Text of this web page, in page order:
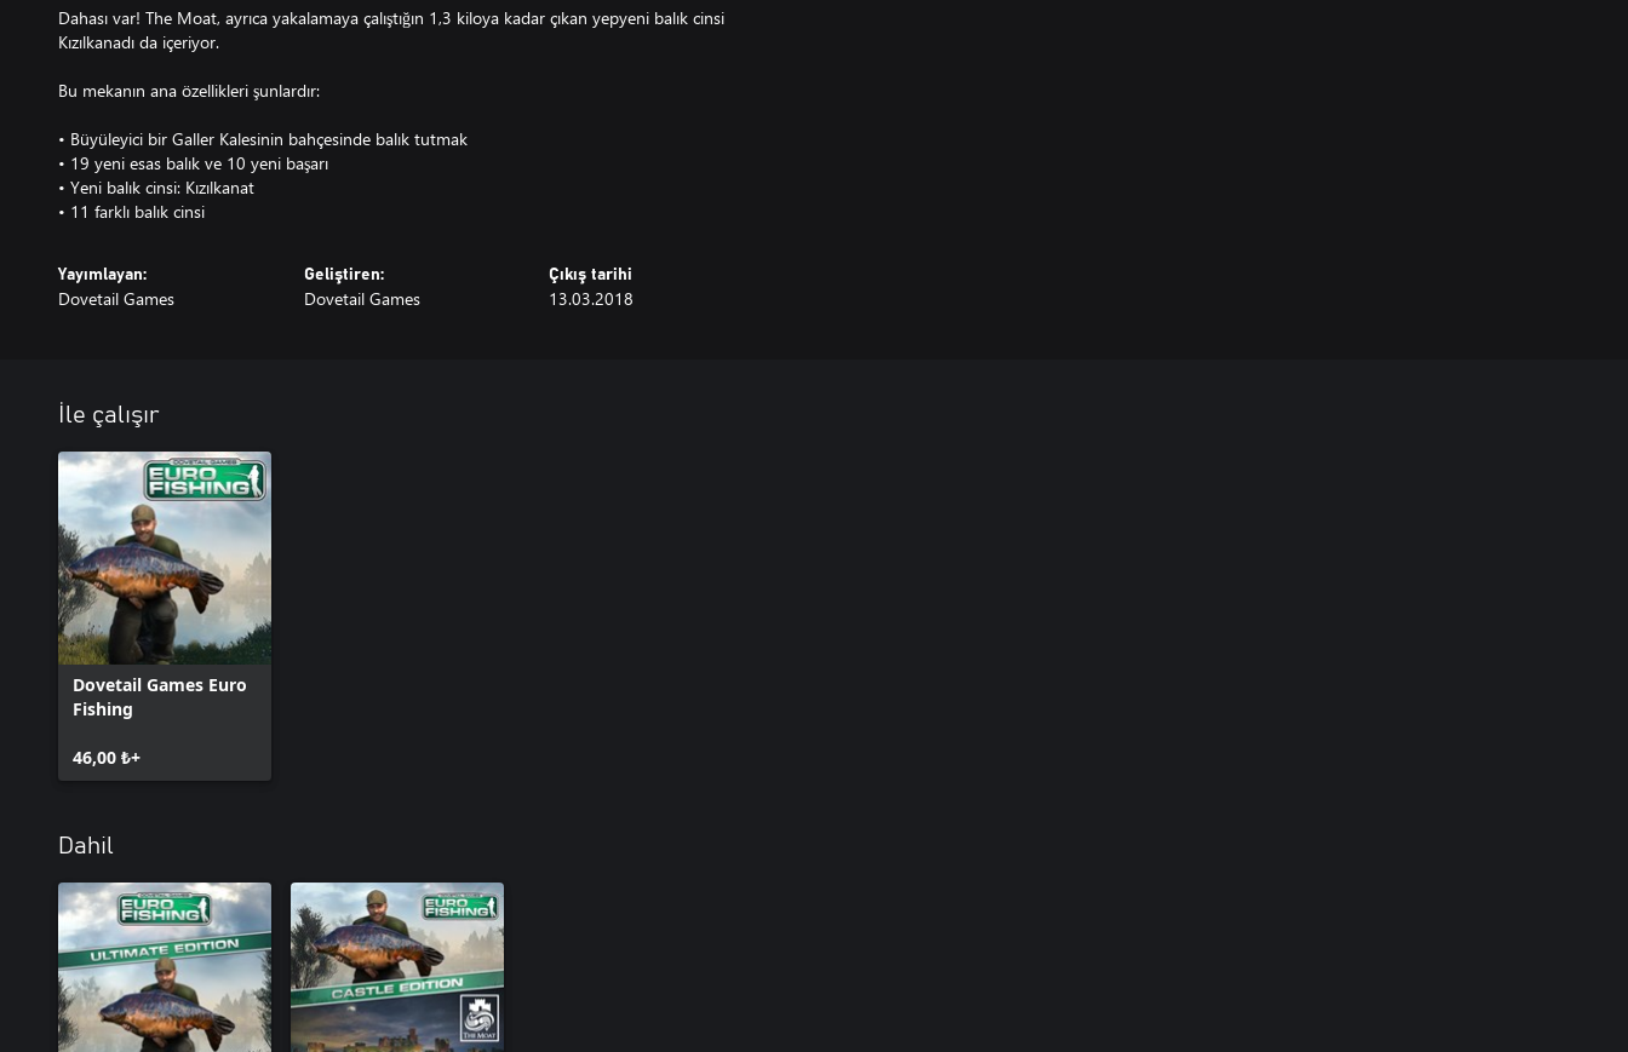
Dahası var! The Moat, ayrıca yakalamaya çalıştığın 1,3 kiloya kadar çıkan yepyeni balık cinsi
Kızılkanadı da içeriyor.
Bu mekanın ana özellikleri şunlardır:
• Büyüleyici bir Galler Kalesinin bahçesinde balık tutmak
• 19 yeni esas balık ve 10 yeni başarı
• Yeni balık cinsi: Kızılkanat
• 11 farklı balık cinsi
Yayımlayan:
Dovetail Games
Geliştiren:
Dovetail Games
Çıkış tarihi
13.03.2018
İle çalışır
Dovetail Games Euro
Fishing
46,00 ₺+
Dahil